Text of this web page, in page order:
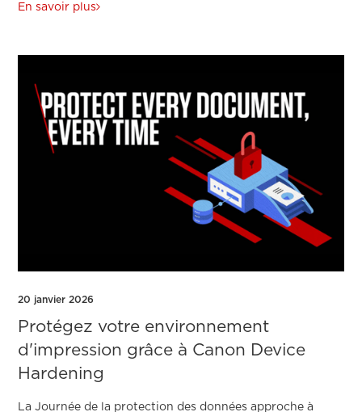
En savoir plus
20 janvier 2026
Protégez votre environnement
d'impression grâce à Canon Device
Hardening
La Journée de la protection des données approche à